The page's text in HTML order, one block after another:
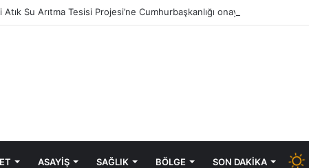
Atık Su Arıtma Tesisi Projesi’ne Cumhurbaşkanlığı onayı
ASAYIŞ SAĞLIK BÖLGE SON DAKIKA